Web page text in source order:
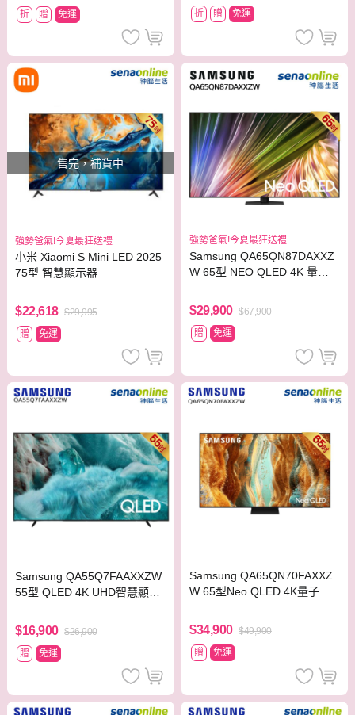
折
贈 免運
折
贈 免運
售完，補貨中
強勢爸氣!今夏最狂送禮
小米 Xiaomi S Mini LED 2025
75型 智慧顯示器
$22,618 $29,995
贈
免運
強勢爸氣!今夏最狂送禮
Samsung QA65QN87DAXXZ
W 65型 NEO QLED 4K 量子
$29,900 $67,900
贈
免運
Samsung QA55Q7FAAXXZW
55型 QLED 4K UHD智慧顯示
$16,900 $26,900
贈
免運
Samsung QA65QN70FAXXZ
W 65型Neo QLED 4K量子 Mi
$34,900 $49,900
贈
免運